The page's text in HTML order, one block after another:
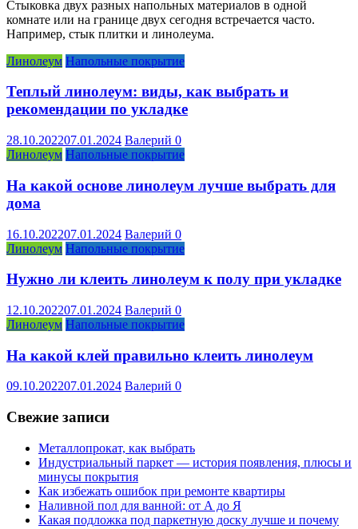
Стыковка двух разных напольных материалов в одной
комнате или на границе двух сегодня встречается часто.
Например, стык плитки и линолеума.
Линолеум Напольные покрытие
Теплый линолеум: виды, как выбрать и
рекомендации по укладке
28.10.202207.01.2024 Валерий 0
Линолеум Напольные покрытие
На какой основе линолеум лучше выбрать для
дома
16.10.202207.01.2024 Валерий 0
Линолеум Напольные покрытие
Нужно ли клеить линолеум к полу при укладке
12.10.202207.01.2024 Валерий 0
Линолеум Напольные покрытие
На какой клей правильно клеить линолеум
09.10.202207.01.2024 Валерий 0
Свежие записи
Металлопрокат, как выбрать
Индустриальный паркет — история появления, плюсы и
минусы покрытия
Как избежать ошибок при ремонте квартиры
Наливной пол для ванной: от А до Я
Какая подложка под паркетную доску лучше и почему